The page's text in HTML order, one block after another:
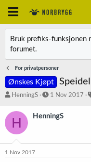
Bruk prefiks-funksjonen
forumet.
For privatpersoner
Ønskes Kjøpt
T
å
s
r
HenningS
S
a
r
1 Nov 2017
H HenningS
1 Nov 2017